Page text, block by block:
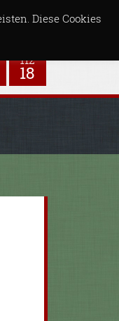
Diese Cookies